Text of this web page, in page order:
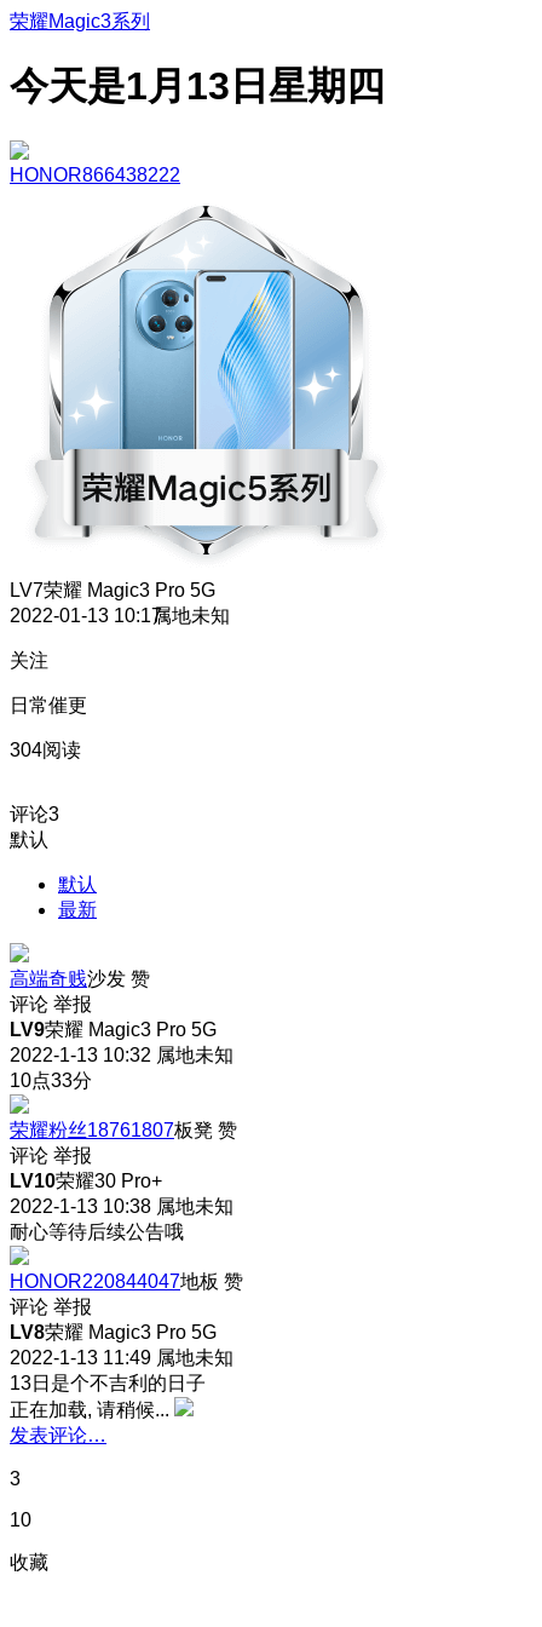
荣耀Magic3系列
今天是1月13日星期四
HONOR866438222
LV7荣耀 Magic3 Pro 5G
2022-01-13 10:17属地未知
关注
日常催更
304阅读
评论3
默认
默认
最新
高端奇贱沙发 赞
评论 举报
LV9荣耀 Magic3 Pro 5G
2022-1-13 10:32 属地未知
10点33分
荣耀粉丝18761807板凳 赞
评论 举报
LV10荣耀30 Pro+
2022-1-13 10:38 属地未知
耐心等待后续公告哦
HONOR220844047地板 赞
评论 举报
LV8荣耀 Magic3 Pro 5G
2022-1-13 11:49 属地未知
13日是个不吉利的日子
正在加载, 请稍候...
发表评论…
3
10
收藏